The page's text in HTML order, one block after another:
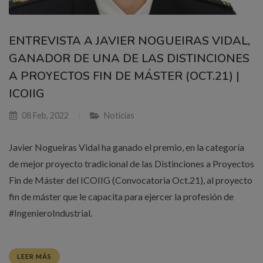
ENTREVISTA A JAVIER NOGUEIRAS VIDAL,
GANADOR DE UNA DE LAS DISTINCIONES
A PROYECTOS FIN DE MÁSTER (OCT.21) |
ICOIIG
08 Feb, 2022 Noticias
Javier Nogueiras Vidal ha ganado el premio, en la categoría
de mejor proyecto tradicional de las Distinciones a Proyectos
Fin de Máster del ICOIIG (Convocatoria Oct.21), al proyecto
fin de máster que le capacita para ejercer la profesión de
#IngenieroIndustrial.
LEER MÁS